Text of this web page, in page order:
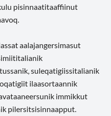
pisinnaatitaaffiinut
aalajangersimasut
suleqatigiissitalianik
ilaasortaannik
immikkut
pilersitsisinnaapput.